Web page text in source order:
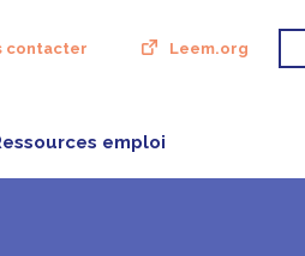
contacter Leem.org
emploi